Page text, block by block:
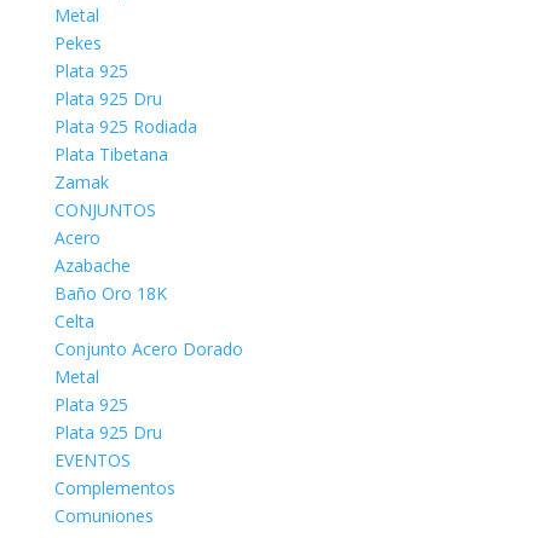
Metal
Pekes
Plata 925
Plata 925 Dru
Plata 925 Rodiada
Plata Tibetana
Zamak
CONJUNTOS
Acero
Azabache
Baño Oro 18K
Celta
Conjunto Acero Dorado
Metal
Plata 925
Plata 925 Dru
EVENTOS
Complementos
Comuniones